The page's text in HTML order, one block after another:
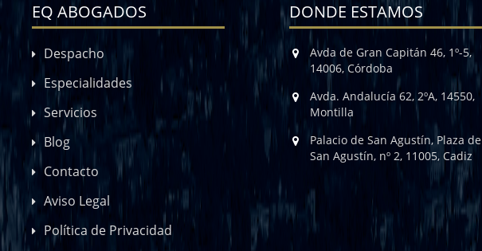
EQ ABOGADOS
Despacho
Especialidades
Servicios
Blog
Contacto
Aviso Legal
Política de Privacidad
DONDE ESTAMOS
Avda de Gran Capitán 46, 1º-5,
14006, Córdoba
Avda. Andalucía 62, 2ºA, 14550,
Montilla
Palacio de San Agustín, Plaza de
San Agustín, nº 2, 11005, Cadiz